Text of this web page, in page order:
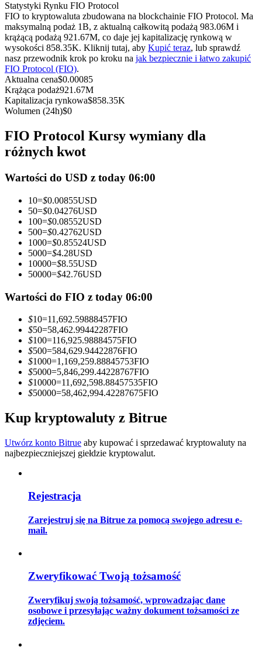
Kopiowanie Transakcji
Zostań traderem kopiującym
Ciesz się podziałem zysków i prowizjami z kopiowania
transakcji
Informacja
Analiza Big Data, w tym informacje handlowe itp.
Przewodnik
Statystyki Rynku FIO Protocol
FIO to kryptowaluta zbudowana na blockchainie FIO Protocol. Ma
maksymalną podaż 1B, z aktualną całkowitą podażą 983.06M i
krążącą podażą 921.67M, co daje jej kapitalizację rynkową w
wysokości 858.35K. Kliknij tutaj, aby Kupić teraz, lub sprawdź
nasz przewodnik krok po kroku na jak bezpiecznie i łatwo zakupić
FIO Protocol (FIO).
Aktualna cena$0.00085
Krążąca podaż921.67M
Kapitalizacja rynkowa$858.35K
Wolumen (24h)$0
FIO Protocol Kursy wymiany dla
różnych kwot
Wartości do USD z today 06:00
10=$0.00855USD
50=$0.04276USD
100=$0.08552USD
500=$0.42762USD
1000=$0.85524USD
5000=$4.28USD
10000=$8.55USD
50000=$42.76USD
Wartości do FIO z today 06:00
$10=11,692.59888457FIO
$50=58,462.99442287FIO
$100=116,925.98884575FIO
$500=584,629.94422876FIO
$1000=1,169,259.88845753FIO
$5000=5,846,299.44228767FIO
$10000=11,692,598.88457535FIO
$50000=58,462,994.42287675FIO
Kup kryptowaluty z Bitrue
Utwórz konto Bitrue aby kupować i sprzedawać kryptowaluty na
najbezpieczniejszej giełdzie kryptowalut.
Rejestracja
Zarejestruj się na Bitrue za pomocą swojego adresu e-
mail.
Zweryfikować Twoją tożsamość
Zweryfikuj swoją tożsamość, wprowadzając dane
osobowe i przesyłając ważny dokument tożsamości ze
zdjęciem.